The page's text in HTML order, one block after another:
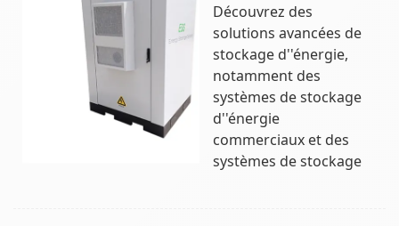
Découvrez des
solutions avancées de
stockage d''énergie,
notamment des
systèmes de stockage
d''énergie
commerciaux et des
systèmes de stockage